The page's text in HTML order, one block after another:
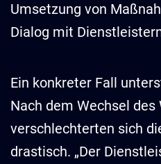
Umsetzung von
Dialog mit
Ein konkreter Fall
Nach dem Wechsel des
verschlechterten sich
drastisch. „Der